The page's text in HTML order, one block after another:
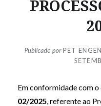
Publicado porPET
Em conformidade com
02/2025 , referente ao